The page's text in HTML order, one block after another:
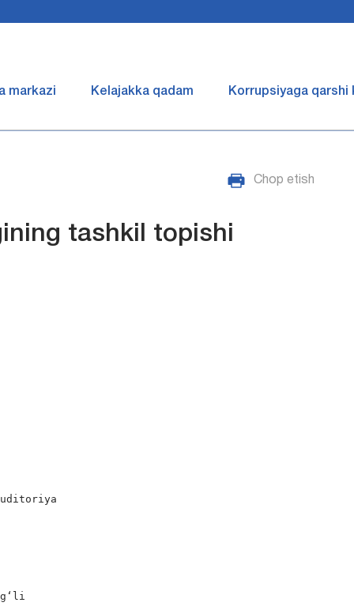
markazi Kelajakka qadam Korrupsiyaga qarshi
Chop etish
tashkil topishi